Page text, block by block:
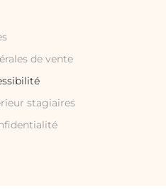
de vente
stagiaires